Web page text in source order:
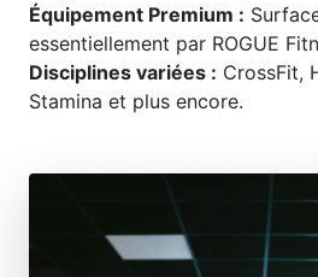
Équipement Premium :
essentiellement par ROGUE
Disciplines variées : CrossFit,
Stamina et plus encore.